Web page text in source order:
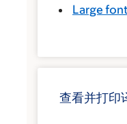
Large font
查看并打印